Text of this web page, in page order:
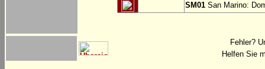
SM01 San Marino:
Fehler?
Helfen Sie